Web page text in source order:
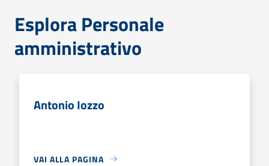
Esplora Personale
amministrativo
Antonio Iozzo
VAI ALLA PAGINA